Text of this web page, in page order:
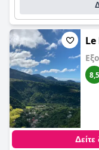
8,5
Δείτε